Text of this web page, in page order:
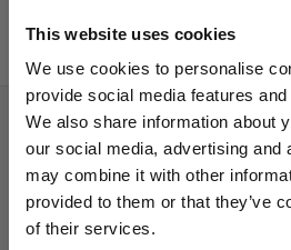
This website uses cookies
We use cookies to personalise
provide social media features
We also share information about
our social media, advertising and
may combine it with other
provided to them or that they’ve
of their services.
Over ons
Algemene voorwaarden
Privacy Policy
woonaccessoires aan te schaffen
In onze showroom vind je een
designmeubelen van
merken. Onder andere
Gelderland,Swedese,Sculptures
voordelig verkrijgbaar. Profiteer van
de voorraad
Liever nieuw bestellen? Ook dan